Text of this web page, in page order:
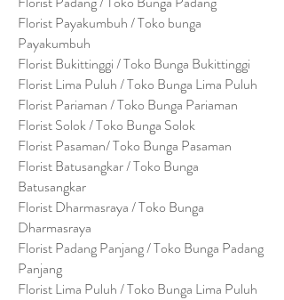
Florist Payakumbuh / Toko bunga
Payakumbuh
Florist Bukittinggi / Toko Bunga Bukittinggi
Florist Lima Puluh / Toko Bunga Lima Puluh
Florist Pariaman / Toko Bunga Pariaman
Florist Solok / Toko Bunga Solok
Florist Pasaman/ Toko Bunga Pasaman
Florist Batusangkar / Toko Bunga
Batusangkar
Florist Dharmasraya / Toko Bunga
Dharmasraya
Florist Padang Panjang / Toko Bunga Padang
Panjang
Florist Lima Puluh / Toko Bunga Lima Puluh